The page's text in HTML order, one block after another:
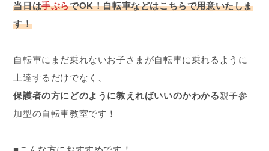
当日は手ぶらでOK！自転車などはこちらで用意いたしま
す！
自転車にまだ乗れないお子さまが自転車に乗れるように
上達するだけでなく、
保護者の方にどのように教えればいいのかわかる親子参
加型の自転車教室です！